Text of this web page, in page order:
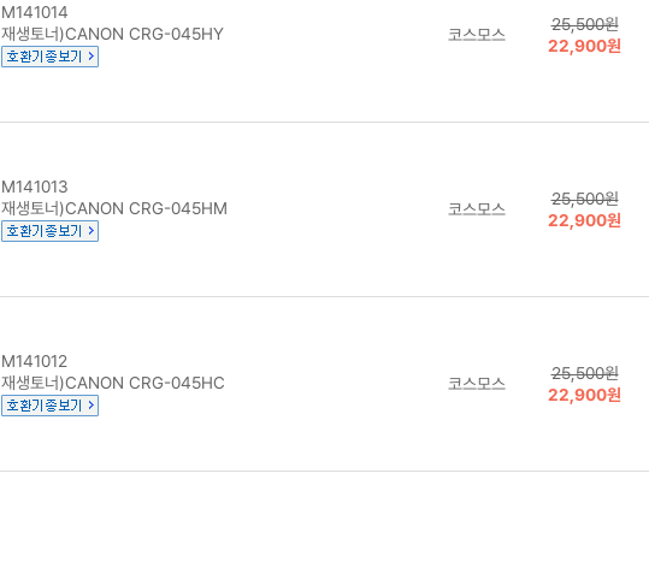
M141014
재생토너)CANON CRG-045HY
코스모스
25,500원
22,900원
M141013
재생토너)CANON CRG-045HM
코스모스
25,500원
22,900원
M141012
재생토너)CANON CRG-045HC
코스모스
25,500원
22,900원